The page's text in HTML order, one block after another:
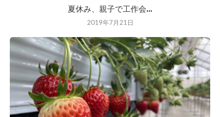
夏休み、親子で工作会...
2019年7月21日